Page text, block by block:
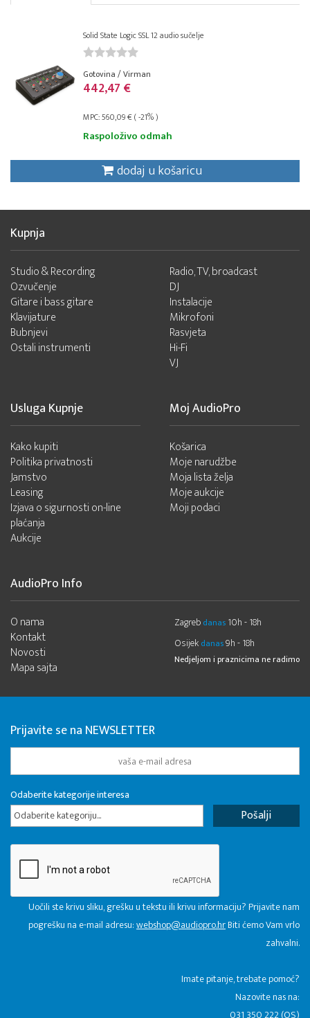
Solid State Logic SSL 12 audio sučelje
Gotovina / Virman
442,47 €
MPC: 560,09 € ( -21% )
Raspoloživo odmah
dodaj u košaricu
Kupnja
Studio & Recording
Ozvučenje
Gitare i bass gitare
Klavijature
Bubnjevi
Ostali instrumenti
Radio, TV, broadcast
DJ
Instalacije
Mikrofoni
Rasvjeta
Hi-Fi
VJ
Usluga Kupnje
Kako kupiti
Politika privatnosti
Jamstvo
Leasing
Izjava o sigurnosti on-line
plaćanja
Aukcije
Moj AudioPro
Košarica
Moje narudžbe
Moja lista želja
Moje aukcije
Moji podaci
AudioPro Info
O nama
Kontakt
Novosti
Mapa sajta
Zagreb danas 10h - 18h
Osijek danas9h - 18h
Nedjeljom i praznicima ne radimo
Prijavite se na NEWSLETTER
Odaberite kategorije interesa
Odaberite kategoriju...
Uočili ste krivu sliku, grešku u tekstu ili krivu informaciju? Prijavite nam
pogrešku na e-mail adresu:webshop@audiopro.hrBiti ćemo Vam vrlo
zahvalni.
​Imate pitanje, trebate pomoć?
Nazovite nas na: